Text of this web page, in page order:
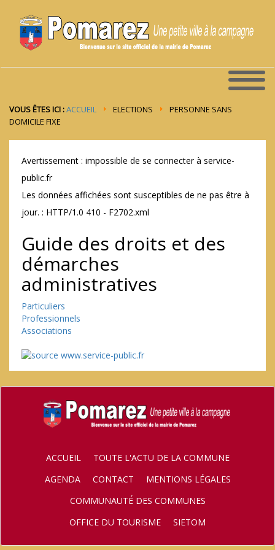
VOUS ÊTES ICI :ACCUEIL ELECTIONS
PERSONNE SANS
DOMICILE FIXE
Avertissement : impossible de se connecter à service-
public.fr
Les données affichées sont susceptibles de ne pas être à
jour. : HTTP/1.0 410 - F2702.xml
Guide des droits et des
démarches
administratives
Particuliers
Professionnels
Associations
ACCUEIL
TOUTE L'ACTU DE LA COMMUNE
AGENDA
CONTACT
MENTIONS LÉGALES
COMMUNAUTÉ DES COMMUNES
OFFICE DU TOURISME
SIETOM